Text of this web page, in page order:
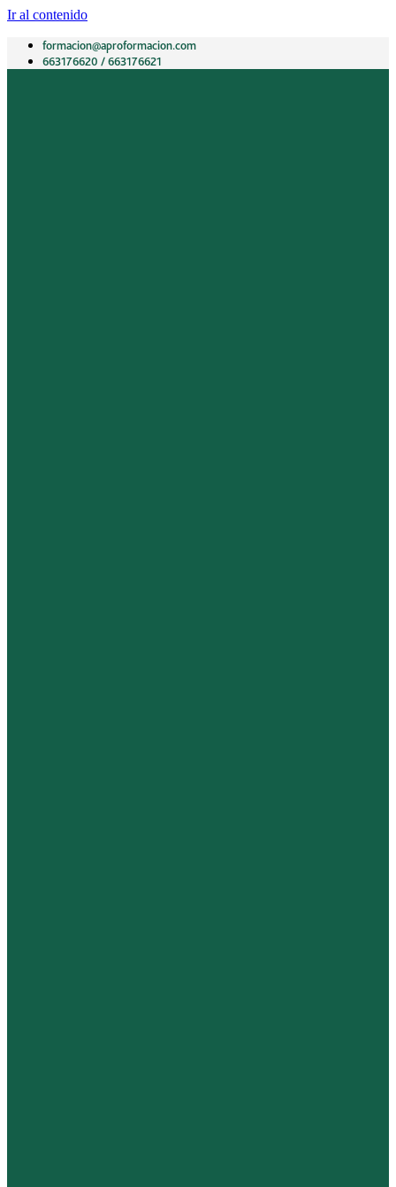
Ir al contenido
formacion@aproformacion.com
663176620 / 663176621